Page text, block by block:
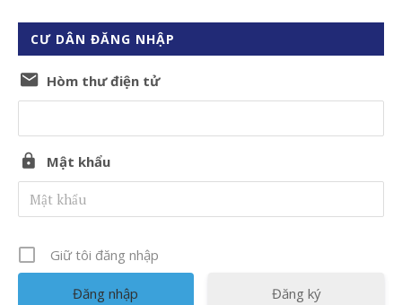
CƯ DÂN ĐĂNG NHẬP
Hòm thư điện tử
Mật khẩu
Giữ tôi đăng nhập
Đăng ký